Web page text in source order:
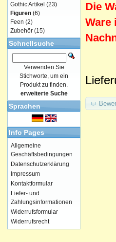
Die
Ware
Gothic Artikel (23)
Figuren (6)
Feen (2)
Zubehör (15)
Schnellsuche
Verwenden Sie
Stichworte, um ein
Produkt zu finden.
erweiterte Suche
Sprachen
Info Pages
Allgemeine
Geschäftsbedingungen
Datenschutzerklärung
Impressum
Kontaktformular
Liefer- und
Zahlungsinformationen
Widerrufsformular
Widerrufsrecht